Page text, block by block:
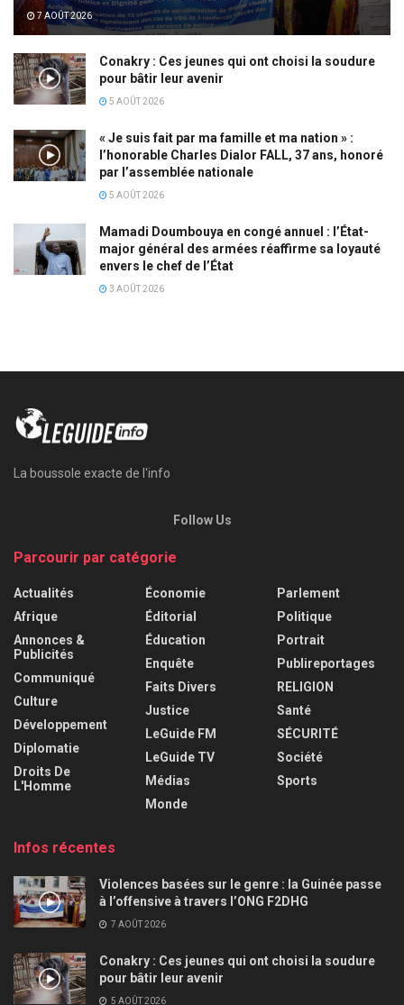
7 AOÛT 2026
Conakry : Ces jeunes qui ont choisi la soudure
pour bâtir leur avenir
5 AOÛT 2026
« Je suis fait par ma famille et ma nation » :
l’honorable Charles Dialor FALL, 37 ans, honoré
par l’assemblée nationale
5 AOÛT 2026
Mamadi Doumbouya en congé annuel : l’État-
major général des armées réaffirme sa loyauté
envers le chef de l’État
3 AOÛT 2026
La boussole exacte de l'info
Follow Us
Parcourir par catégorie
Actualités
Afrique
Annonces &
Publicités
Communiqué
Culture
Développement
Diplomatie
Droits De
L'Homme
Économie
Éditorial
Éducation
Enquête
Faits Divers
Justice
LeGuide FM
LeGuide TV
Médias
Monde
Parlement
Politique
Portrait
Publireportages
RELIGION
Santé
SÉCURITÉ
Société
Sports
Infos récentes
Violences basées sur le genre : la Guinée passe
à l’offensive à travers l’ONG F2DHG
7 AOÛT 2026
Conakry : Ces jeunes qui ont choisi la soudure
pour bâtir leur avenir
5 AOÛT 2026